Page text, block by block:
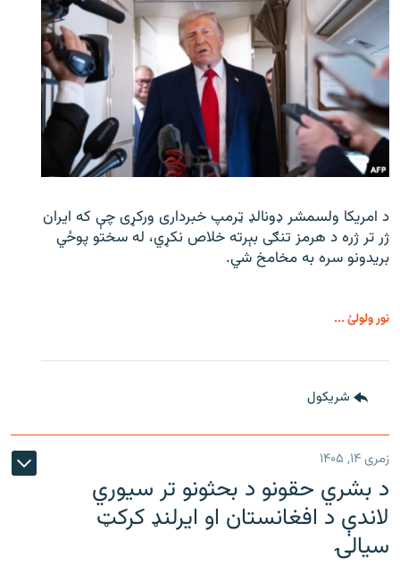
د امریکا ولسمشر ډونالډ ټرمپ خبرداری ورکړی چې که ایران
ژر تر ژره د هرمز تنګی بېرته خلاص نکړي، له سختو پوځي
بریدونو سره به مخامخ شي.
نور ولولئ ...
شريکول
زمری ۱۴, ۱۴۰۵
د بشري حقونو د بحثونو تر سیوري
لاندې د افغانستان او ایرلنډ کرکټ
سیالۍ